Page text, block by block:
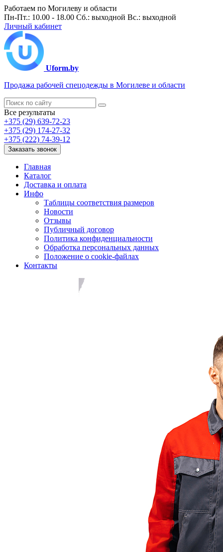
Работаем по Могилеву и области
Пн-Пт.: 10.00 - 18.00 Сб.: выходной Вс.: выходной
Личный кабинет
Uform.by
Продажа рабочей спецодежды в Могилеве и области
Все результаты
+375 (29) 639-72-23
+375 (29) 174-27-32
+375 (222) 74-39-12
Заказать звонок
Главная
Каталог
Доставка и оплата
Инфо
Таблицы соответствия размеров
Новости
Отзывы
Публичный договор
Политика конфиденциальности
Обработка персональных данных
Положение о cookie-файлах
Контакты